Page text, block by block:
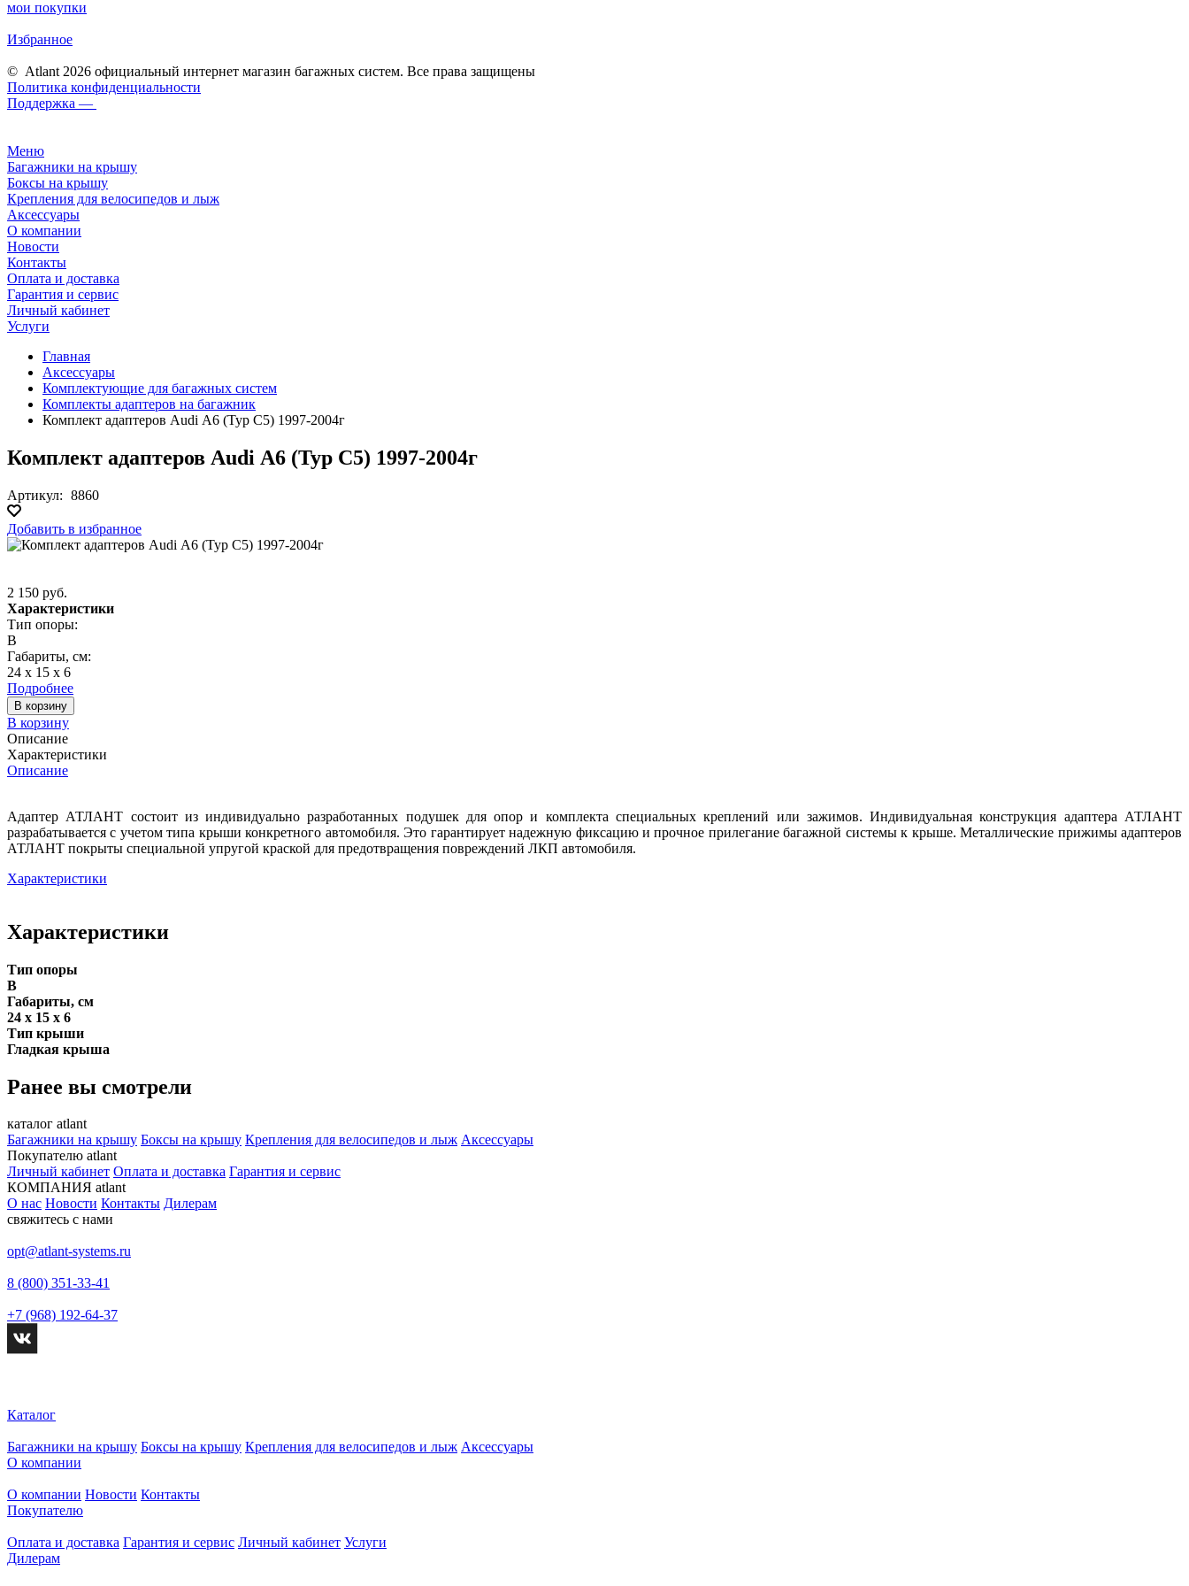
мои покупки
Избранное
© Atlant 2026 официальный интернет магазин багажных систем. Все права защищены
Политика конфиденциальности
Поддержка —
Меню
Багажники на крышу
Боксы на крышу
Крепления для велосипедов и лыж
Аксессуары
О компании
Новости
Контакты
Оплата и доставка
Гарантия и сервис
Личный кабинет
Услуги
Главная
Аксессуары
Комплектующие для багажных систем
Комплекты адаптеров на багажник
Комплект адаптеров Audi А6 (Typ C5) 1997-2004г
Комплект адаптеров Audi А6 (Typ C5) 1997-2004г
Артикул: 8860
Добавить в избранное
2 150 руб.
Характеристики
Тип опоры:
B
Габариты, см:
24 х 15 х 6
Подробнее
В корзину
В корзину
Описание
Характеристики
Описание
Адаптер АТЛАНТ состоит из индивидуально разработанных подушек для опор и комплекта специальных креплений или зажимов. Индивидуальная конструкция адаптера АТЛАНТ
разрабатывается с учетом типа крыши конкретного автомобиля. Это гарантирует надежную фиксацию и прочное прилегание багажной системы к крыше. Металлические прижимы адаптеров
АТЛАНТ покрыты специальной упругой краской для предотвращения повреждений ЛКП автомобиля.
Характеристики
Характеристики
Тип опоры
B
Габариты, см
24 х 15 х 6
Тип крыши
Гладкая крыша
Ранее вы смотрели
каталог atlant
Багажники на крышу Боксы на крышу Крепления для велосипедов и лыж Аксессуары
Покупателю atlant
Личный кабинет Оплата и доставка Гарантия и сервис
КОМПАНИЯ atlant
О нас Новости Контакты Дилерам
свяжитесь с нами
opt@atlant-systems.ru
8 (800) 351-33-41
+7 (968) 192-64-37
Каталог
Багажники на крышу Боксы на крышу Крепления для велосипедов и лыж Аксессуары
О компании
О компании Новости Контакты
Покупателю
Оплата и доставка Гарантия и сервис Личный кабинет Услуги
Дилерам